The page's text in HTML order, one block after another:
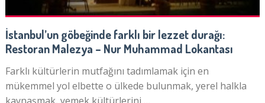
İstanbul’un göbeğinde farklı bir lezzet durağı:
Restoran Malezya – Nur Muhammad Lokantası
Farklı kültürlerin mutfağını tadımlamak için en
mükemmel yol elbette o ülkede bulunmak, yerel halkla